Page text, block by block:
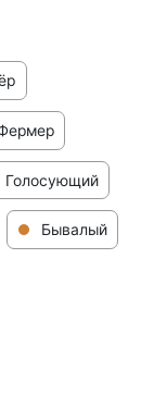
Голосующий
Бывалый